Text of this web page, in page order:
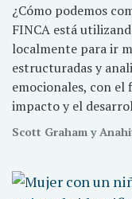
¿Cómo podemos
FINCA está
localmente para ir
estructuradas y
emocionales, con
impacto y el
Scott Graham y